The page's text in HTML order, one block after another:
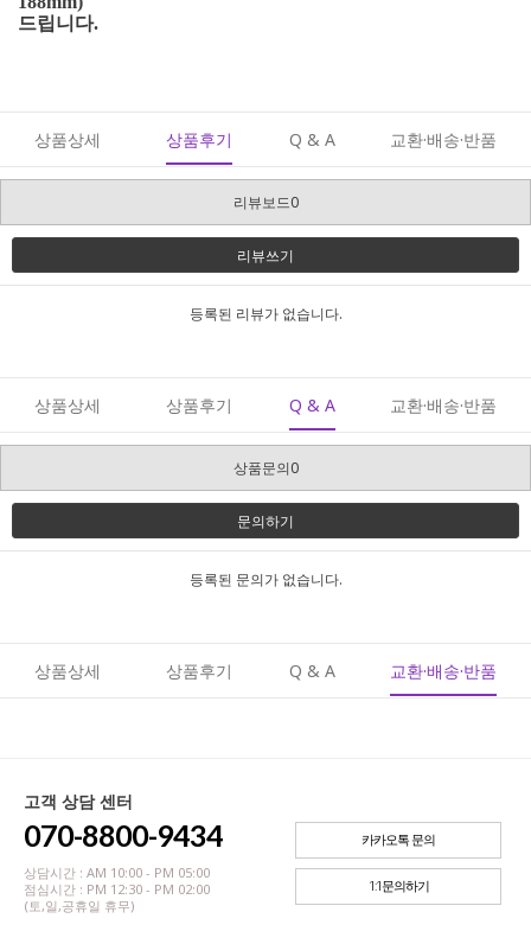
드립니다.
상품상세 상품후기 Q & A 교환·배송·반품
리뷰보드0
리뷰쓰기
등록된 리뷰가 없습니다.
상품상세 상품후기 Q & A 교환·배송·반품
상품문의0
문의하기
등록된 문의가 없습니다.
상품상세 상품후기 Q & A 교환·배송·반품
고객 상담 센터
070-8800-9434
상담시간 : AM 10:00 - PM 05:00
점심시간 : PM 12:30 - PM 02:00
(토,일,공휴일 휴무)
카카오톡 문의
1:1문의하기